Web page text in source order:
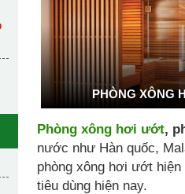
PHÒNG XÔNG
Phòng xông hơi ướt,
nước như Hàn quốc,
phòng xông hơi ướt
tiêu dùng hiện nay.